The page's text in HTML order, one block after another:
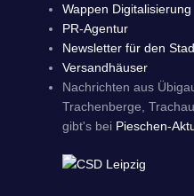
Wappen Digitalisierung
PR-Agentur
Newsletter für den
Versandhäuser
Nachrichten aus
Trachenberge,
gibt's bei Pieschen-